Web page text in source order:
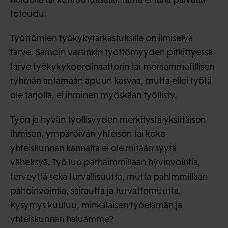
toteudu.
Työttömien työkykytarkastuksille on ilmiselvä
tarve. Samoin varsinkin työttömyyden pitkittyessä
tarve työkykykoordinaattorin tai moniammatillisen
ryhmän antamaan apuun kasvaa, mutta ellei työtä
ole tarjolla, ei ihminen myöskään työllisty.
Työn ja hyvän työllisyyden merkitystä yksittäisen
ihmisen, ympäröivän yhteisön tai koko
yhteiskunnan kannalta ei ole mitään syytä
väheksyä. Työ luo parhaimmillaan hyvinvointia,
terveyttä sekä turvallisuutta, mutta pahimmillaan
pahoinvointia, sairautta ja turvattomuutta.
Kysymys kuuluu, minkälaisen työelämän ja
yhteiskunnan haluamme?